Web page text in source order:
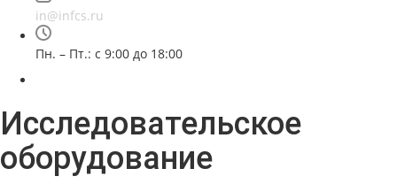
in@infcs.ru
Пн. – Пт.: с 9:00 до 18:00
Исследовательское
оборудование